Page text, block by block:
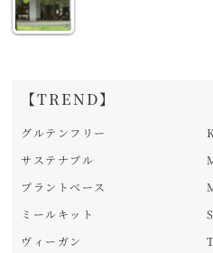
【TREND】
グルテンフリー
サステナブル
プラントベース
ミールキット
ヴィーガン